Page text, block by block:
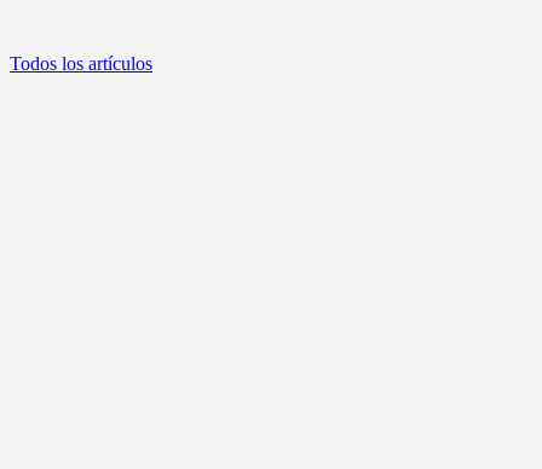
Todos los artículos